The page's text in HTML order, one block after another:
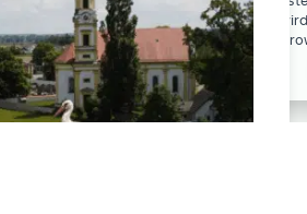
Verfügung. Der Chat-Verlauf
ausschließlich lokal in Ihrem
gespeichert.